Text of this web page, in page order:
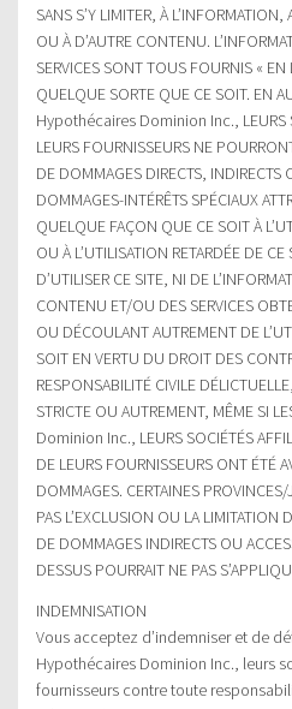
SANS S’Y LIMITER, À
OU À D’AUTRE CONTENU.
SERVICES SONT TOUS FOURNIS « EN
QUELQUE SORTE QUE CE SOIT. EN
Hypothécaires Dominion Inc., LEURS
LEURS FOURNISSEURS NE
DE DOMMAGES DIRECTS, INDIRECTS
DOMMAGES-INTÉRÊTS SPÉCIAUX
QUELQUE FAÇON QUE CE SOIT À
OU À L’UTILISATION RETARDÉE DE CE
D’UTILISER CE SITE, NI DE
CONTENU ET/OU DES SERVICES
OU DÉCOULANT AUTREMENT DE
SOIT EN VERTU DU DROIT DES
RESPONSABILITÉ CIVILE
STRICTE OU AUTREMENT, MÊME SI
Dominion Inc., LEURS SOCIÉTÉS
DE LEURS FOURNISSEURS ONT ÉTÉ
DOMMAGES. CERTAINES
PAS L’EXCLUSION OU LA LIMITATION
DE DOMMAGES INDIRECTS OU
DESSUS POURRAIT NE PAS
INDEMNISATION
Vous acceptez d’indemniser et de
Hypothécaires Dominion Inc., leurs
fournisseurs contre toute